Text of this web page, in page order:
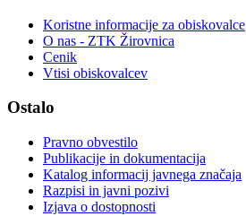
Koristne informacije za obiskovalce
O nas - ZTK Žirovnica
Cenik
Vtisi obiskovalcev
Ostalo
Pravno obvestilo
Publikacije in dokumentacija
Katalog informacij javnega značaja
Razpisi in javni pozivi
Izjava o dostopnosti